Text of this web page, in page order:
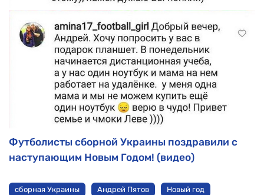
Футболисты сборной Украины поздравили с
наступающим Новым Годом! (видео)
сборная Украины Андрей Пятов Новый год